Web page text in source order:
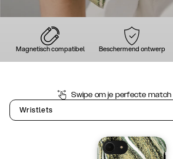
Magnetisch compatibel Beschermend ontwerp
Swipe om je perfecte match
Wristlets